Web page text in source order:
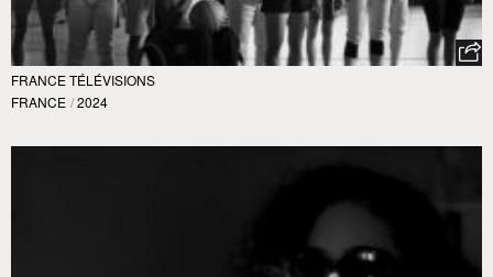
FRANCE TÉLÉVISIONS
FRANCE / 2024